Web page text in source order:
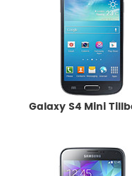
Galaxy S4 Mini